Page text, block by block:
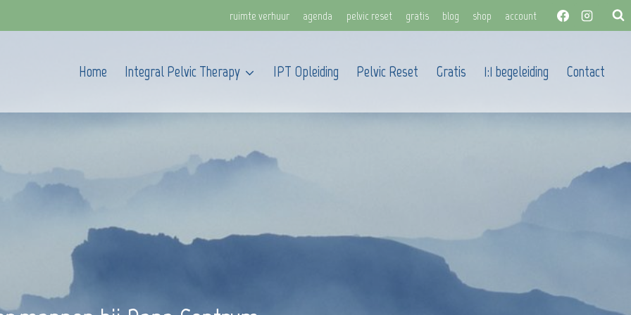
ruimte verhuur agenda pelvic reset gratis blog shop account
Home Integral Pelvic Therapy IPT Opleiding Pelvic Reset Gratis 1:1 begeleiding Contact